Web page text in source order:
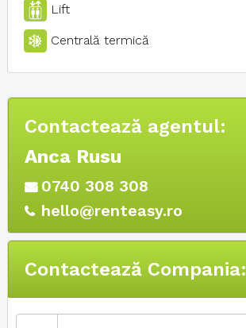
Lift
Centrală termică
Contactează agentul:
Anca Rusu
0740 308 308
hello@renteasy.ro
Contactează Compania: